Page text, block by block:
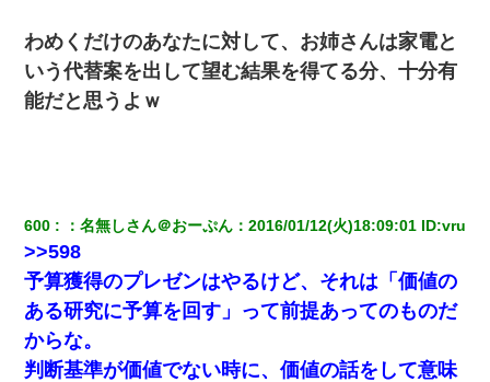
わめくだけのあなたに対して、お姉さんは家電と
いう代替案を出して望む結果を得てる分、十分有
能だと思うよｗ
600 ：名無しさん＠おーぷん ：2016/01/12(火)18:09:01 ID:vru
>>598
予算獲得のプレゼンはやるけど、それは「価値の
ある研究に予算を回す」って前提あってのものだ
からな。
判断基準が価値でない時に、価値の話をして意味